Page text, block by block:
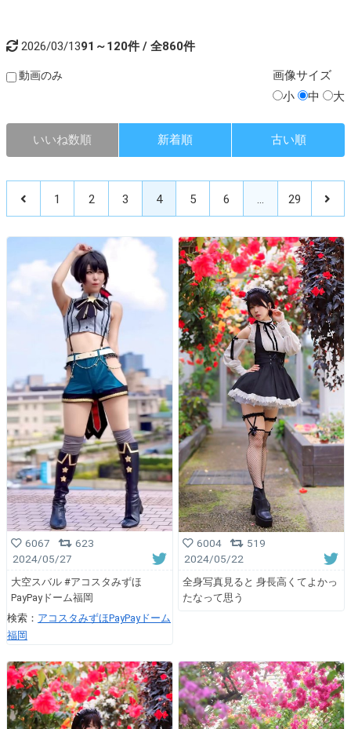
2026/03/1391～120件 / 全860件
動画のみ 画像サイズ
小
中 大
いいね数順 新着順 古い順
1 2 3 4 5 6 … 29
6067
623
2024/05/27
大空スバル #アコスタみずほ
PayPayドーム福岡
検索： アコスタみずほPayPayドーム
福岡
6004
519
2024/05/22
全身写真見ると 身長高くてよかっ
たなって思う